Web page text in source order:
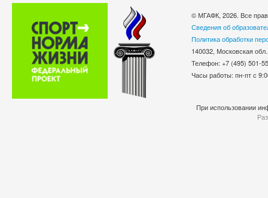
© МГАФК, 2026. Все
Сведения об
Политика обработки
140032, Московская
Телефон: +7 (495)
Часы работы: пн-пт с
При использовании